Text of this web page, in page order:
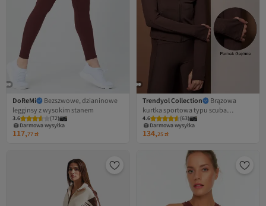
DoReMi
Bezszwowe, dzianinowe
legginsy z wysokim stanem
3.6 (72)
Darmowa wysyłka
117,77zł
Trendyol Collection
Brązowa
kurtka sportowa typu scuba
THMAW26SK00004
4.6 (63)
Darmowa wysyłka
134,25zł